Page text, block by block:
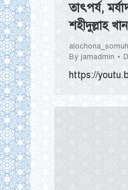
তাৎপর্য,
শহীদুল্লাহ
By jamadmin
https://